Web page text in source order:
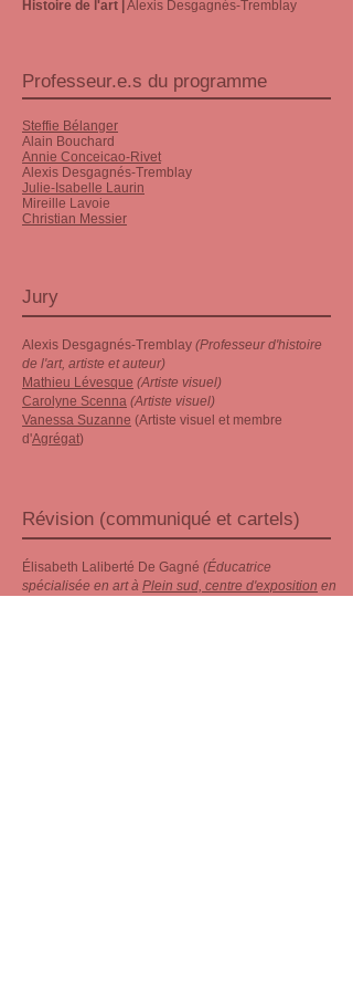
Histoire de l'art | Alexis Desgagnés-Tremblay
Professeur.e.s du programme
Steffie Bélanger
Alain Bouchard
Annie Conceicao-Rivet
Alexis Desgagnés-Tremblay
Julie-Isabelle Laurin
Mireille Lavoie
Christian Messier
Jury
Alexis Desgagnés-Tremblay (Professeur d'histoire
de l'art, artiste et auteur)
Mathieu Lévesque (Artiste visuel)
Carolyne Scenna (Artiste visuel)
Vanessa Suzanne (Artiste visuel et membre
d'Agrégat)
Révision (communiqué et cartels)
Élisabeth Laliberté De Gagné (Éducatrice
spécialisée en art à Plein sud, centre d'exposition en